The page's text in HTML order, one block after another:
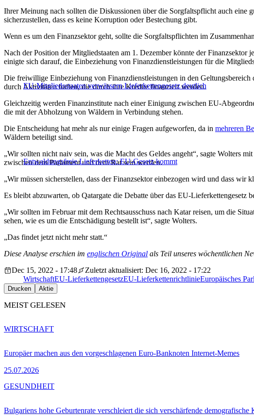
Ihrer Meinung nach sollten die Diskussionen über die Sorgfaltspflicht auch eine
sicherzustellen, dass es keine Korruption oder Bestechung gibt.
Wenn es um den Finanzsektor geht, sollte die Sorgfaltspflichten im
Nach der Position der Mitgliedstaaten am 1. Dezember könnte der
einigte sich darauf, die Einbeziehung von Finanzdienstleistungen für die
EU-Mitgliedsstaaten verwässern Lieferkettengesetz deutlich
Die freiwillige Einbeziehung von Finanzdienstleistungen in den
durch Aktivitäten haften, die durch ihre Kredite finanziert werden.
Gleichzeitig werden Finanzinstitute nach einer Einigung zwischen EU-
die mit der Abholzung von Wäldern in Verbindung stehen.
Die Entscheidung hat mehr als nur einige Fragen aufgeworfen, da in mehreren
Wäldern beteiligt sind.
Entwaldungsfreie Lieferketten: EU-Gesetz kommt
„Wir sollten nicht naiv sein, was die Macht des Geldes angeht“, sagte Wolters
zwischen dem Parlament und dem Rat sein werden.
„Wir müssen sicherstellen, dass der Finanzsektor einbezogen wird und dass wir
Es bleibt abzuwarten, ob Qatargate die Debatte über das EU-Lieferkettengesetz
„Wir sollten im Februar mit dem Rechtsausschuss nach Katar reisen, um die
sehen, wie es um die Entschädigung bestellt ist“, sagte Wolters.
„Das findet jetzt nicht mehr statt.“
Diese Analyse erschien im englischen Original als Teil unseres wöchentlichen
Dec 15, 2022 - 17:48
Zuletzt aktualisiert: Dec 16, 2022 - 17:22
WirtschaftEU-LieferkettengesetzEU-LieferkettenrichtlinieEuropäisches
Drucken Aktie
MEIST GELESEN
Europäer machen aus den vorgeschlagenen Euro-Banknoten Internet-Memes
25.07.2026
WIRTSCHAFT
Bulgariens hohe Geburtenrate verschleiert die sich verschärfende demografische
GESUNDHEIT